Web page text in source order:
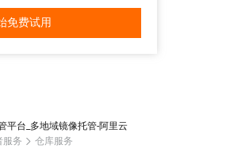
免费试用
平台_多地域镜像托管-阿里云
服务 仓库服务